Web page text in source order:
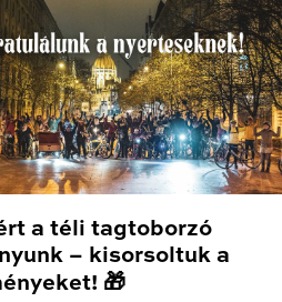
a téli tagtoborzó
– kisorsoltuk a
🎁